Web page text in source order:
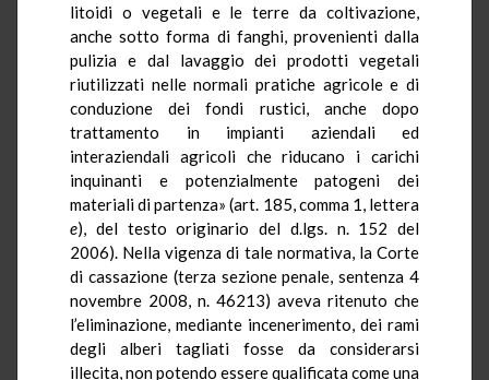
litoidi o vegetali e le terre da coltivazione,
anche sotto forma di fanghi, provenienti dalla
pulizia e dal lavaggio dei prodotti vegetali
riutilizzati nelle normali pratiche agricole e di
conduzione dei fondi rustici, anche dopo
trattamento in impianti aziendali ed
interaziendali agricoli che riducano i carichi
inquinanti e potenzialmente patogeni dei
materiali di partenza» (art. 185, comma 1, lettera
e), del testo originario del d.lgs. n. 152 del
2006). Nella vigenza di tale normativa, la Corte
di cassazione (terza sezione penale, sentenza 4
novembre 2008, n. 46213) aveva ritenuto che
l’eliminazione, mediante incenerimento, dei rami
degli alberi tagliati fosse da considerarsi
illecita, non potendo essere qualificata come una